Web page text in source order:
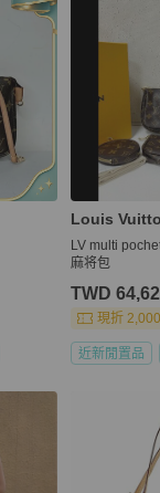
Louis
LV multi pochette 老花五合一
麻将包
TWD
現折 2,000
近新閒置品